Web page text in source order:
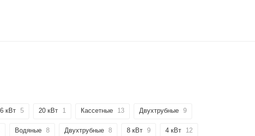
кВт 5 20 кВт 1 Кассетные 13 Двухтрубные 9
Водяные 8 Двухтрубные 8 8 кВт 9 4 кВт 12